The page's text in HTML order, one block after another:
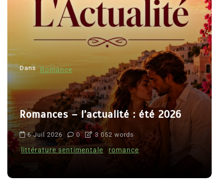
Dans Romance
Romances – l’actualité : été 2026
6 Juil 2026 0 3 052 words
littérature sentimentale romance